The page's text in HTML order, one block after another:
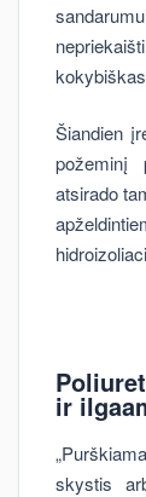
Šiandien
požeminį
atsirado
ir
skystis